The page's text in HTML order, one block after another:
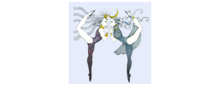
SUMMER issue】